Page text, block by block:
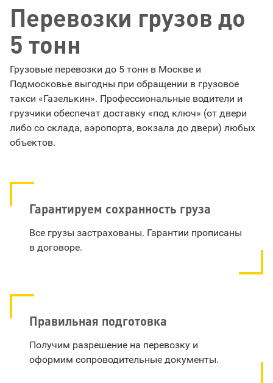
Перевозки грузов до
5 тонн
Грузовые перевозки до 5 тонн в Москве и
Подмосковье выгодны при обращении в грузовое
такси «Газелькин». Профессиональные водители и
грузчики обеспечат доставку «под ключ» (от двери
либо со склада, аэропорта, вокзала до двери) любых
объектов.
Гарантируем сохранность груза
Все грузы застрахованы. Гарантии прописаны
в договоре.
Правильная подготовка
Получим разрешение на перевозку и
оформим сопроводительные документы.